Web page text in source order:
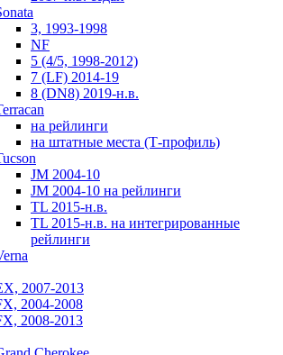
3, 1993-1998
NF
5 (4/5, 1998-2012)
7 (LF) 2014-19
8 (DN8) 2019-н.в.
на рейлинги
на штатные места (Т-профиль)
JM 2004-10
JM 2004-10 на рейлинги
TL 2015-н.в.
TL 2015-н.в. на интегрированные
рейлинги
2007-2013
2004-2008
2008-2013